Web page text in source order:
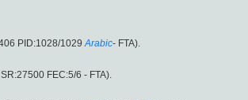
PID:1028/1029 Arabic- FTA).
FEC:5/6 - FTA).